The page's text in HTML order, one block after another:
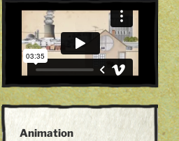
Animation